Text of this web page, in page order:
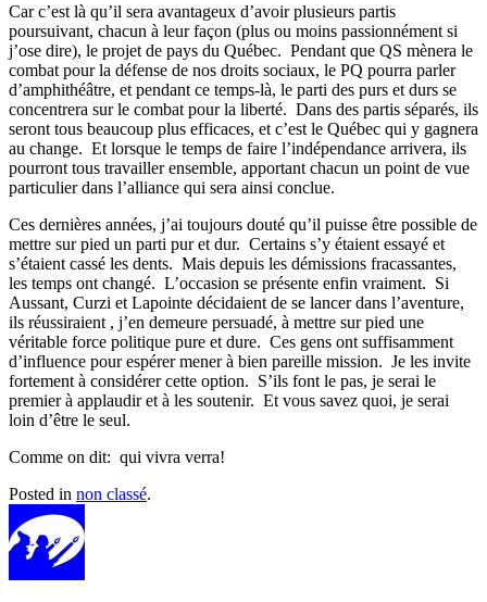
Car c’est là qu’il sera avantageux d’avoir plusieurs partis
poursuivant, chacun à leur façon (plus ou moins passionnément si
j’ose dire), le projet de pays du Québec. Pendant que QS mènera le
combat pour la défense de nos droits sociaux, le PQ pourra parler
d’amphithéâtre, et pendant ce temps-là, le parti des purs et durs se
concentrera sur le combat pour la liberté. Dans des partis séparés, ils
seront tous beaucoup plus efficaces, et c’est le Québec qui y gagnera
au change. Et lorsque le temps de faire l’indépendance arrivera, ils
pourront tous travailler ensemble, apportant chacun un point de vue
particulier dans l’alliance qui sera ainsi conclue.
Ces dernières années, j’ai toujours douté qu’il puisse être possible de
mettre sur pied un parti pur et dur. Certains s’y étaient essayé et
s’étaient cassé les dents. Mais depuis les démissions fracassantes,
les temps ont changé. L’occasion se présente enfin vraiment. Si
Aussant, Curzi et Lapointe décidaient de se lancer dans l’aventure,
ils réussiraient , j’en demeure persuadé, à mettre sur pied une
véritable force politique pure et dure. Ces gens ont suffisamment
d’influence pour espérer mener à bien pareille mission. Je les invite
fortement à considérer cette option. S’ils font le pas, je serai le
premier à applaudir et à les soutenir. Et vous savez quoi, je serai
loin d’être le seul.
Comme on dit: qui vivra verra!
Posted in non classé.